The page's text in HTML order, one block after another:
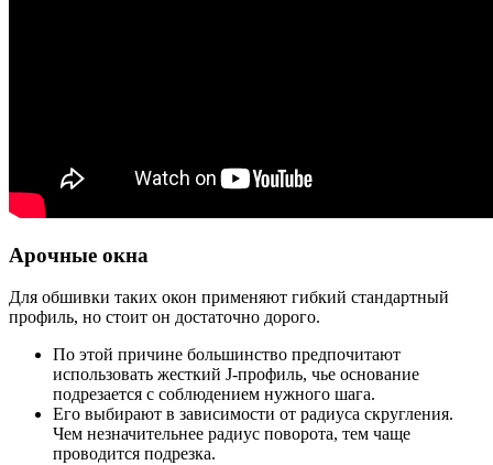
Арочные окна
Для обшивки таких окон применяют гибкий стандартный
профиль, но стоит он достаточно дорого.
По этой причине большинство предпочитают
использовать жесткий J-профиль, чье основание
подрезается с соблюдением нужного шага.
Его выбирают в зависимости от радиуса скругления.
Чем незначительнее радиус поворота, тем чаще
проводится подрезка.